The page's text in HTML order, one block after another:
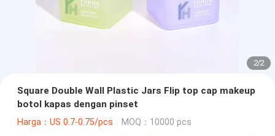
2/2
Square Double Wall Plastic Jars Flip top cap makeup
botol kapas dengan pinset
Harga：US 0.7-0.75/pcs MOQ：10000 pcs